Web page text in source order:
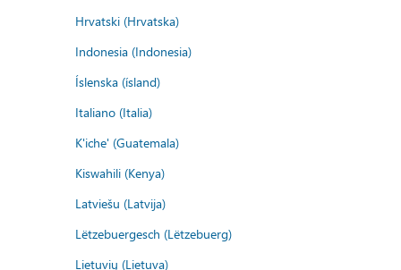
Hrvatski (Hrvatska)
Indonesia (Indonesia)
Íslenska (ísland)
Italiano (Italia)
K'iche' (Guatemala)
Kiswahili (Kenya)
Latviešu (Latvija)
Lëtzebuergesch (Lëtzebuerg)
Lietuvių (Lietuva)